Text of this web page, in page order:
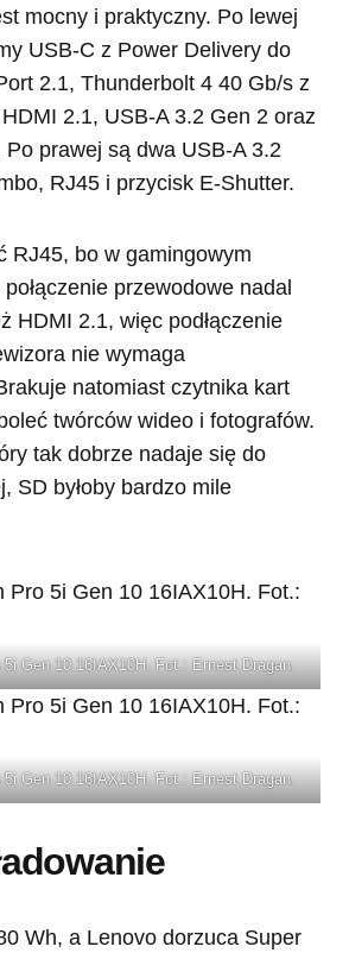
mocny i praktyczny. Po lewej
USB-C z Power Delivery do
2.1, Thunderbolt 4 40 Gb/s z
2.1, USB-A 3.2 Gen 2 oraz
Po prawej są dwa USB-A 3.2
RJ45 i przycisk E-Shutter.
RJ45, bo w gamingowym
przewodowe nadal
HDMI 2.1, więc podłączenie
nie wymaga
natomiast czytnika kart
twórców wideo i fotografów.
tak dobrze nadaje się do
SD byłoby bardzo mile
Gen 10 16IAX10H. Fot.: Ernest Dragan.
Gen 10 16IAX10H. Fot.: Ernest Dragan.
Wh, a Lenovo dorzuca Super